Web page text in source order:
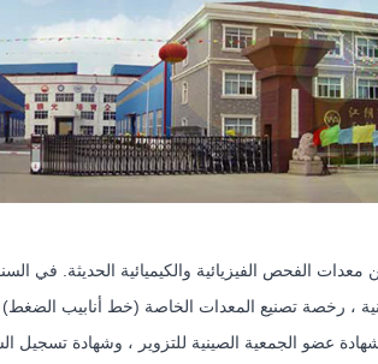
عضو الجمعية الصينية للتزوير ، وشهادة تسجيل